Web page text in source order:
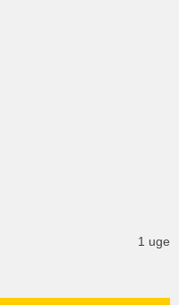
1 uge